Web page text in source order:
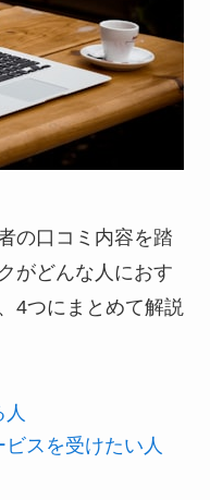
の口コミ内容を踏
がどんな人におす
4つにまとめて解説
スを受けたい人